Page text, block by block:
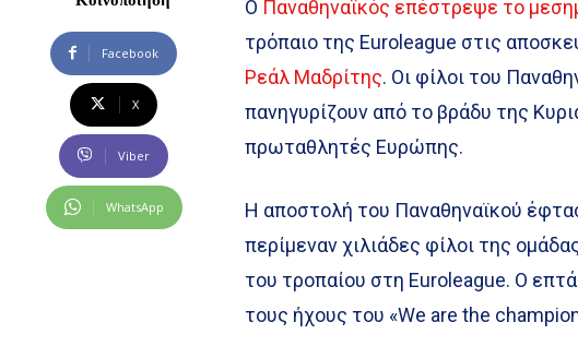
Facebook
X
Viber
WhatsApp
Ο Παναθηναϊκός επέστρεψε το
τρόπαιο της Euroleague στις
Ρεάλ Μαδρίτης. Οι φίλοι του
πανηγυρίζουν από το βράδυ της
πρωταθλητές Ευρώπης.
Η αποστολή του Παναθηναϊκού
περίμεναν χιλιάδες φίλοι της
του τροπαίου στη Euroleague. Ο
τους ήχους του «We are the